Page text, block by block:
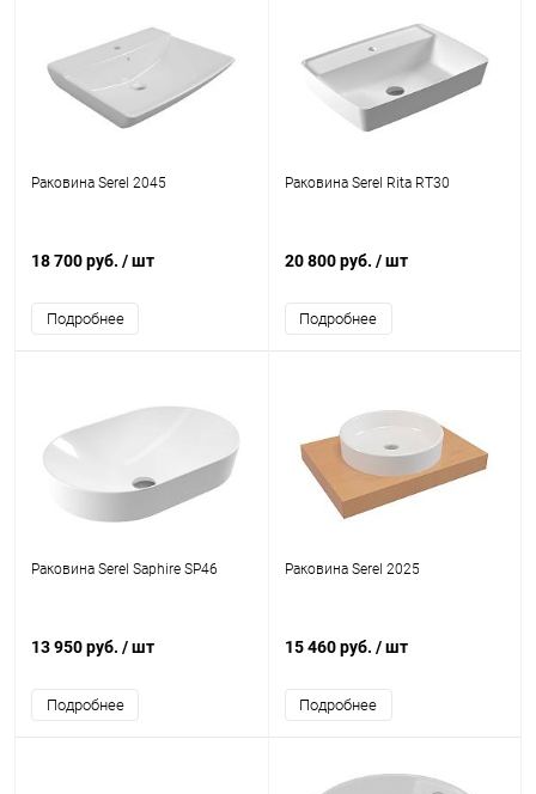
Раковина Serel 2045
18 700 руб. / шт
Подробнее
Раковина Serel Rita RT30
20 800 руб. / шт
Подробнее
Раковина Serel Saphire SP46
13 950 руб. / шт
Подробнее
Раковина Serel 2025
15 460 руб. / шт
Подробнее